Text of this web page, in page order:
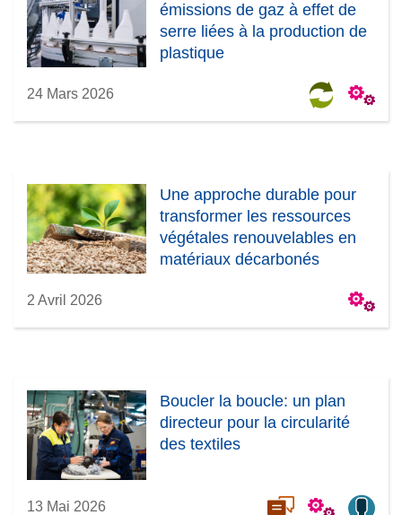
émissions de gaz à effet de
serre liées à la production de
plastique
24 Mars 2026
Une approche durable pour
transformer les ressources
végétales renouvelables en
matériaux décarbonés
2 Avril 2026
Boucler la boucle: un plan
directeur pour la circularité
des textiles
13 Mai 2026